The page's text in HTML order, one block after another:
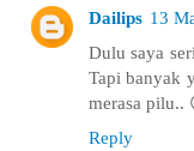
Dailips 13
Dulu saya
Tapi banyak
merasa pilu..
Reply